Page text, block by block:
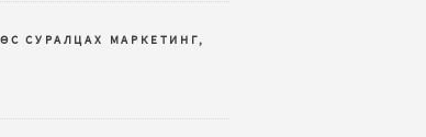
СУРАЛЦАХ МАРКЕТИНГ,